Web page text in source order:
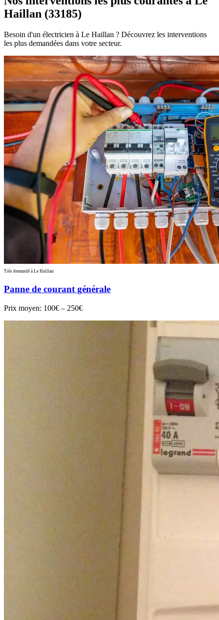
Haillan (33185)
Besoin d'un électricien à Le Haillan ? Découvrez les interventions
les plus demandées dans votre secteur.
Très demandé à Le Haillan
Panne de courant générale
Prix moyen: 100€ – 250€